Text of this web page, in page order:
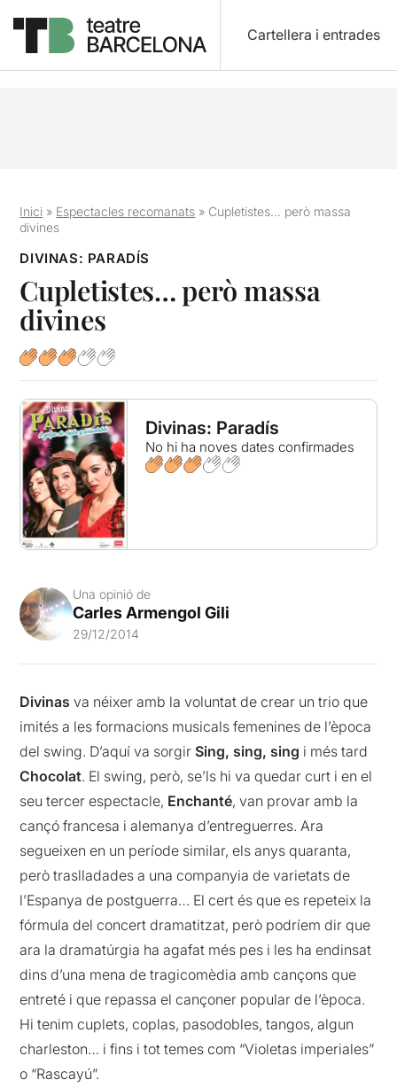
Cartellera i entrades
Inici » Espectacles recomanats » Cupletistes… però massa
divines
DIVINAS: PARADÍS
Cupletistes… però massa
divines
Divinas: Paradís
No hi ha noves dates confirmades
Una opinió de
Carles Armengol Gili
29/12/2014
Divinas va néixer amb la voluntat de crear un trio que
imités a les formacions musicals femenines de l’època
del swing. D’aquí va sorgirSing, sing, sing i més tard
Chocolat. El swing, però, se’ls hi va quedar curt i en el
seu tercer espectacle, Enchanté, van provar amb la
cançó francesa i alemanya d’entreguerres. Ara
segueixen en un període similar, els anys quaranta,
però traslladades a una companyia de varietats de
l’Espanya de postguerra… El cert és que es repeteix la
fórmula del concert dramatitzat, però podríem dir que
ara la dramatúrgia ha agafat més pes i les ha endinsat
dins d’una mena de tragicomèdia amb cançons que
entreté i que repassa el cançoner popular de l’època.
Hi tenim cuplets, coplas, pasodobles, tangos, algun
charleston… i fins i tot temes com “Violetas imperiales”
o “Rascayú”.